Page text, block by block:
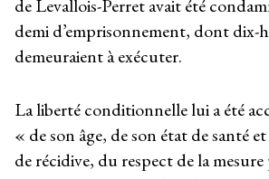
de Levallois-Perret avait été
demi d’emprisonnement, dont dix-
demeuraient à exécuter.
La liberté conditionnelle lui a été
« de son âge, de son état de santé
de récidive, du respect de la mesure